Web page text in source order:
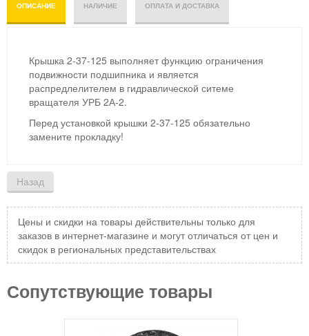
ОПИСАНИЕ НАЛИЧИЕ ОПЛАТА И ДОСТАВКА
Крышка 2-37-125 выполняет функцию ограничения
подвижности подшипника и является
распредлелителем в гидравлической ситеме
вращателя УРБ 2А-2.
Перед установкой крышки 2-37-125 обязательно
замените прокладку!
Цены и скидки на товары действительны только для
заказов в интернет-магазине и могут отличаться от цен и
скидок в региональных представительствах
Сопутствующие товары